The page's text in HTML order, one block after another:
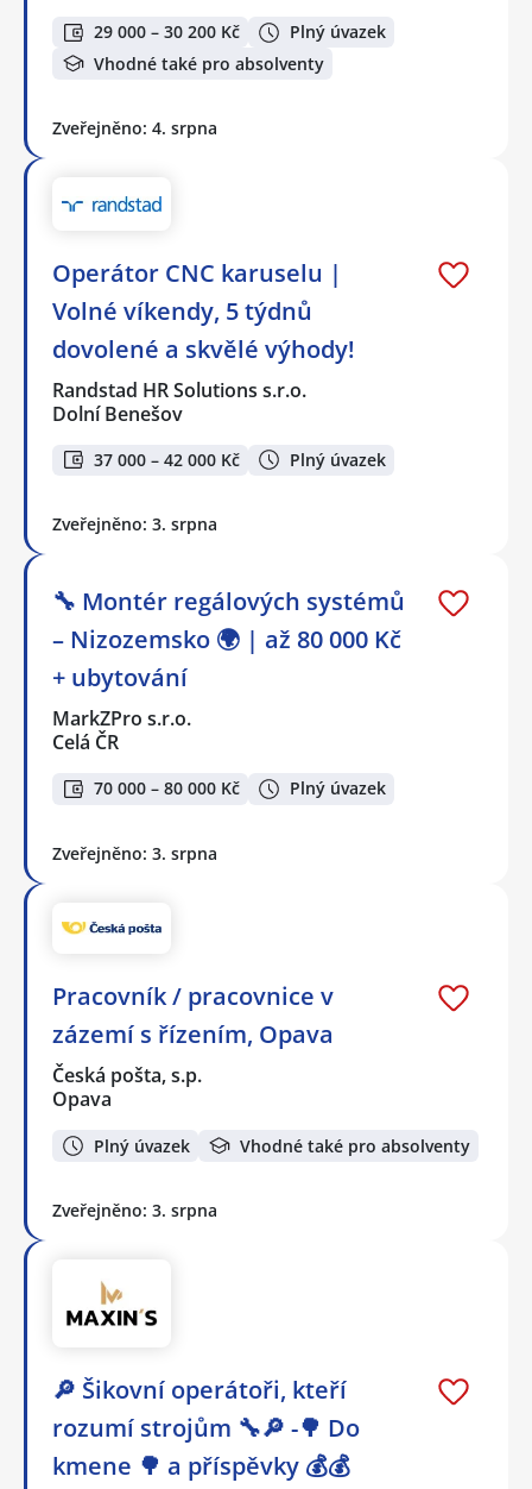
29 000 – 30 200 Kč
Plný úvazek
Vhodné také pro absolventy
Zveřejněno: 4. srpna
Operátor CNC karuselu |
Volné víkendy, 5 týdnů
dovolené a skvělé výhody!
Randstad HR Solutions s.r.o.
Dolní Benešov
37 000 – 42 000 Kč Plný úvazek
Zveřejněno: 3. srpna
🔧 Montér regálových systémů
– Nizozemsko 🌍 | až 80 000 Kč
+ ubytování
MarkZPro s.r.o.
Celá ČR
70 000 – 80 000 Kč Plný úvazek
Zveřejněno: 3. srpna
Pracovník / pracovnice v
zázemí s řízením, Opava
Česká pošta, s.p.
Opava
Plný úvazek Vhodné také pro absolventy
Zveřejněno: 3. srpna
🔎 Šikovní operátoři, kteří
rozumí strojům 🔧🔎 -🌳 Do
kmene 🌳 a příspěvky 💰💰